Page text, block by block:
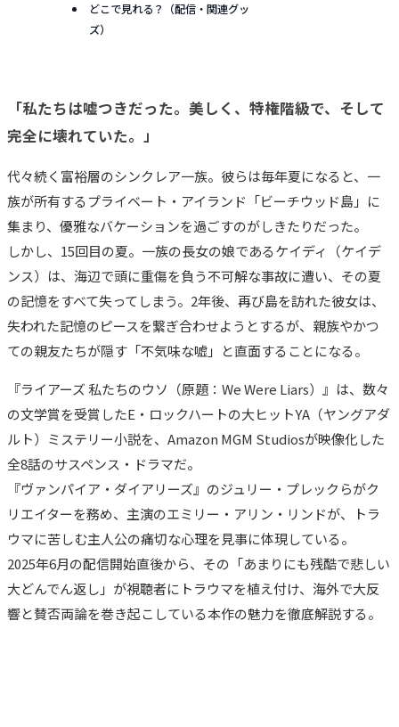
どこで見れる？（配信・関連グッ
ズ）
「私たちは嘘つきだった。美しく、特権階級で、そして
完全に壊れていた。」
代々続く富裕層のシンクレア一族。彼らは毎年夏になると、一
族が所有するプライベート・アイランド「ビーチウッド島」に
集まり、優雅なバケーションを過ごすのがしきたりだった。
しかし、15回目の夏。一族の長女の娘であるケイディ（ケイデ
ンス）は、海辺で頭に重傷を負う不可解な事故に遭い、その夏
の記憶をすべて失ってしまう。2年後、再び島を訪れた彼女は、
失われた記憶のピースを繋ぎ合わせようとするが、親族やかつ
ての親友たちが隠す「不気味な嘘」と直面することになる。
『ライアーズ 私たちのウソ（原題：We Were Liars）』は、数々
の文学賞を受賞したE・ロックハートの大ヒットYA（ヤングアダ
ルト）ミステリー小説を、Amazon MGM Studiosが映像化した
全8話のサスペンス・ドラマだ。
『ヴァンパイア・ダイアリーズ』のジュリー・プレックらがク
リエイターを務め、主演のエミリー・アリン・リンドが、トラ
ウマに苦しむ主人公の痛切な心理を見事に体現している。
2025年6月の配信開始直後から、その「あまりにも残酷で悲しい
大どんでん返し」が視聴者にトラウマを植え付け、海外で大反
響と賛否両論を巻き起こしている本作の魅力を徹底解説する。